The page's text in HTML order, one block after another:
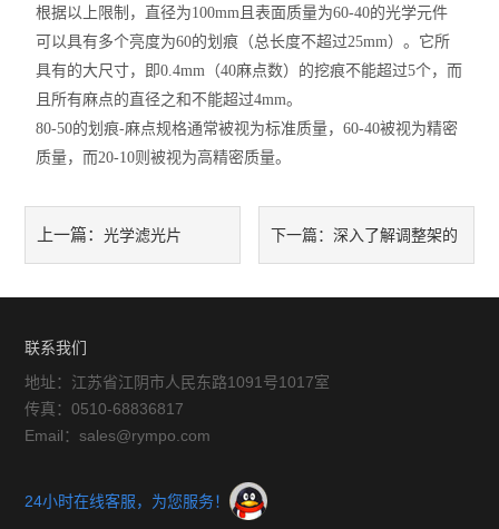
根据以上限制，直径为100mm且表面质量为60-40的光学元件
可以具有多个亮度为60的划痕（总长度不超过25mm）。它所
具有的大尺寸，即0.4mm（40麻点数）的挖痕不能超过5个，而
且所有麻点的直径之和不能超过4mm。
80-50的划痕-麻点规格通常被视为标准质量，60-40被视为精密
质量，而20-10则被视为高精密质量。
上一篇：光学滤光片 下一篇： 深入了解调整架的
联系我们
地址：江苏省江阴市人民东路1091号1017室
传真：0510-68836817
Email：sales@rympo.com
24小时在线客服，为您服务！